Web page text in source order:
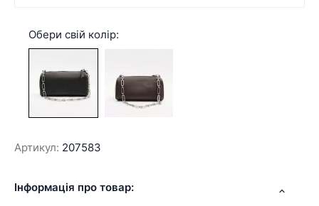
Обери свій колір:
Артикул: 207583
Інформація про товар: